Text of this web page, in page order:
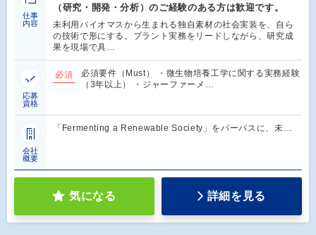
仕事
内容
（研究・開発・分析）のご経験のある方は歓迎です。
未利用バイオマスから生まれる独自素材の社会実装を、自ら
の技術で形にする。プラント実務をリードしながら、研究成
果を現場で具…
応募
資格
必須
必須要件（Must） ・微生物培養工学に関する実務経験
（3年以上） ・ジャーファーメ…
会社
概要
「Fermenting a Renewable Society」をパーパスに、未…
気になる 詳細を見る